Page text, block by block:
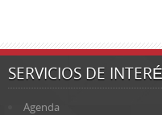
SERVICIOS DE
Agenda